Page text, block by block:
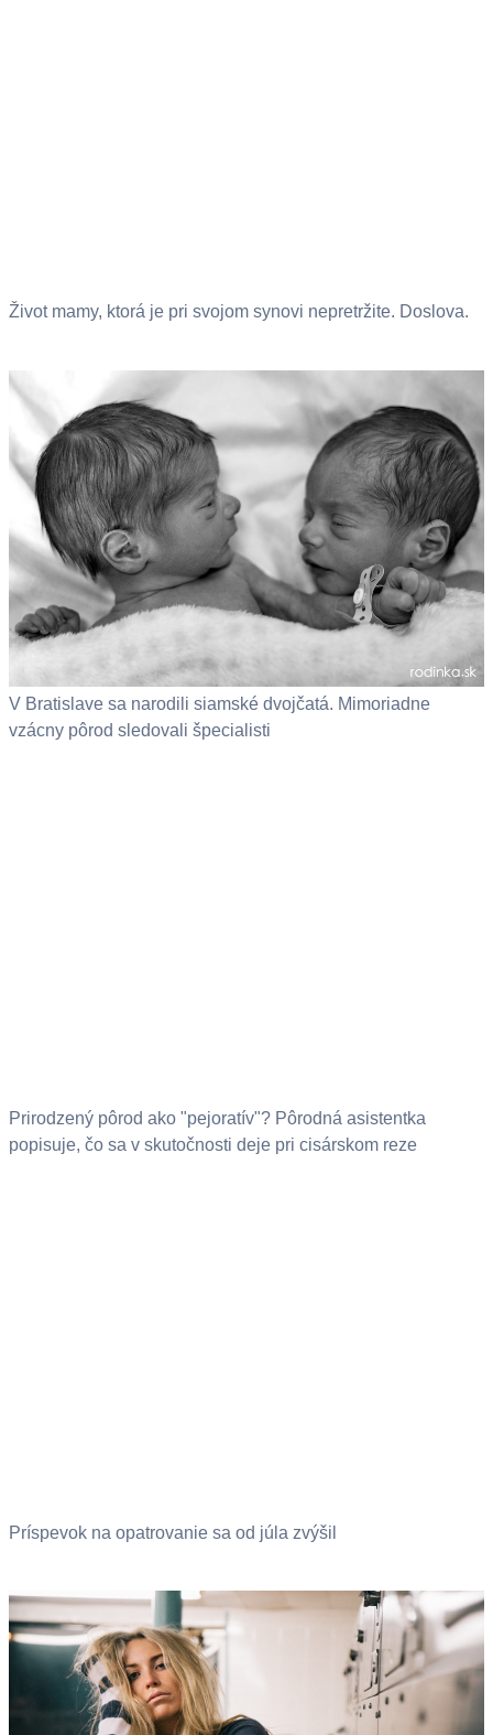
Život mamy, ktorá je pri svojom synovi nepretržite. Doslova.
V Bratislave sa narodili siamské dvojčatá. Mimoriadne
vzácny pôrod sledovali špecialisti
Prirodzený pôrod ako "pejoratív"? Pôrodná asistentka
popisuje, čo sa v skutočnosti deje pri cisárskom reze
Príspevok na opatrovanie sa od júla zvýšil